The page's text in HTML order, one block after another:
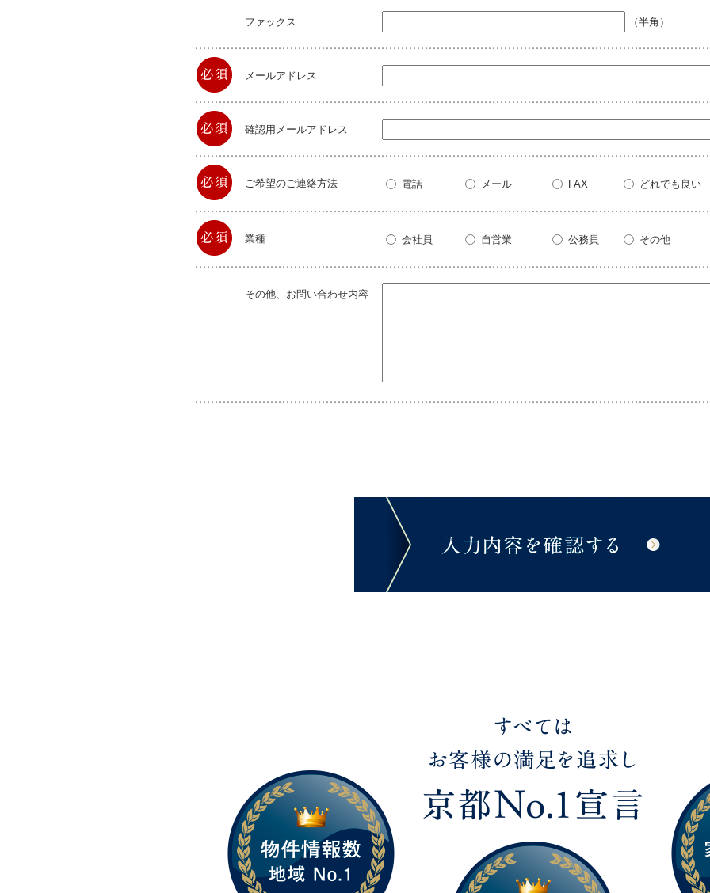
ファックス （半角）
メールアドレス
確認用メールアドレス
ご希望のご連絡方法 電話 メール FAX どれでも良い
業種 会社員 自営業 公務員 その他
その他、お問い合わせ内容